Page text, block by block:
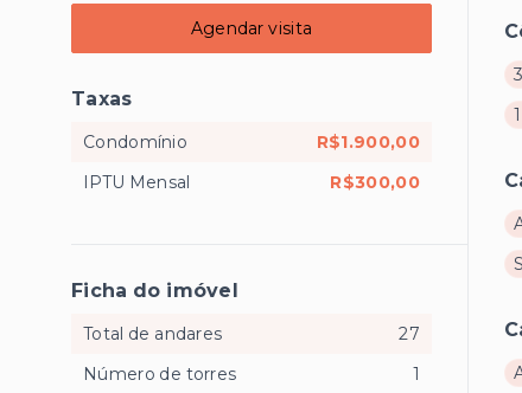
Agendar visita
Taxas
Condomínio
R$1.900,00
IPTU Mensal
R$300,00
Ficha do imóvel
Total de andares
27
Número de torres
1